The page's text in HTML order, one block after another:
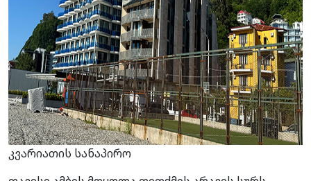
კვარიათის სანაპირო